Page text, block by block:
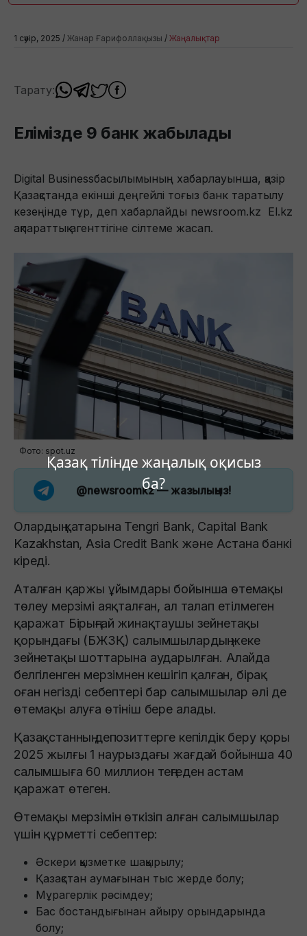
Қазақ тілінде жаңалық оқисыз
ба?
1 сәуір, 2025 / Жанар Ғарифоллақызы / Жаңалықтар
Тарату:
Елімізде 9 банк жабылады
Digital Businessбасылымының хабарлауынша, қазір
Қазақстанда екінші деңгейлі тоғыз банк таратылу
кезеңінде тұр, деп хабарлайды newsroom.kz El.kz
ақпараттық агенттігіне сілтеме жасап.
Фото: spot.uz
@newsroomkz— жазылыңыз!
Олардың қатарына Tengri Bank, Capital Bank
Kazakhstan, Asia Credit Bank және Астана банкі
кіреді.
Аталған қаржы ұйымдары бойынша өтемақы
төлеу мерзімі аяқталған, ал талап етілмеген
қаражат Бірыңғай жинақтаушы зейнетақы
қорындағы (БЖЗҚ) салымшылардың жеке
зейнетақы шоттарына аударылған. Алайда
белгіленген мерзімнен кешігіп қалған, бірақ
оған негізді себептері бар салымшылар әлі де
өтемақы алуға өтініш бере алады.
Қазақстанның депозиттерге кепілдік беру қоры
2025 жылғы 1 наурыздағы жағдай бойынша 40
салымшыға 60 миллион теңгеден астам
қаражат өтеген.
Өтемақы мерзімін өткізіп алған салымшылар
үшін құрметті себептер:
Әскери қызметке шақырылу;
Қазақстан аумағынан тыс жерде болу;
Мұрагерлік рәсімдеу;
Бас бостандығынан айыру орындарында
болу;